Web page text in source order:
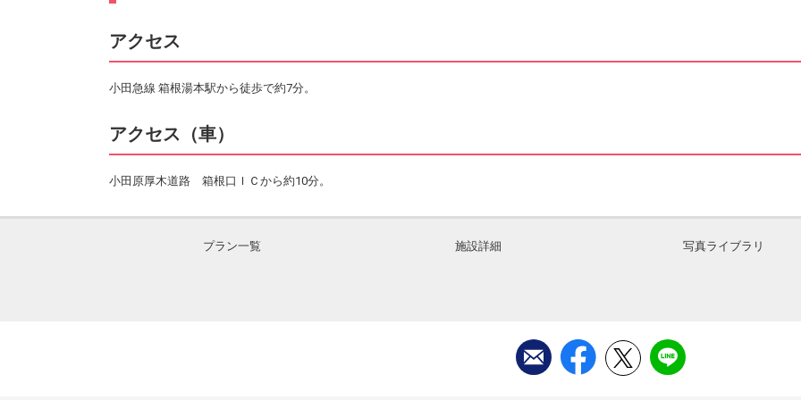
アクセス
小田急線 箱根湯本駅から徒歩で約7分。
アクセス（車）
小田原厚木道路 箱根口ＩＣから約10分。
プラン一覧 施設詳細 写真ライブラリ